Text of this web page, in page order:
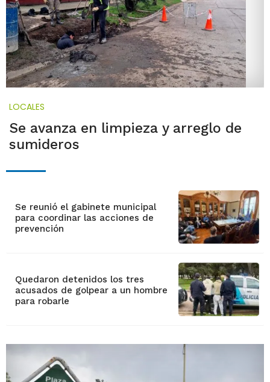
LOCALES
Se avanza en limpieza y arreglo de
sumideros
Se reunió el gabinete municipal
para coordinar las acciones de
prevención
Quedaron detenidos los tres
acusados de golpear a un hombre
para robarle